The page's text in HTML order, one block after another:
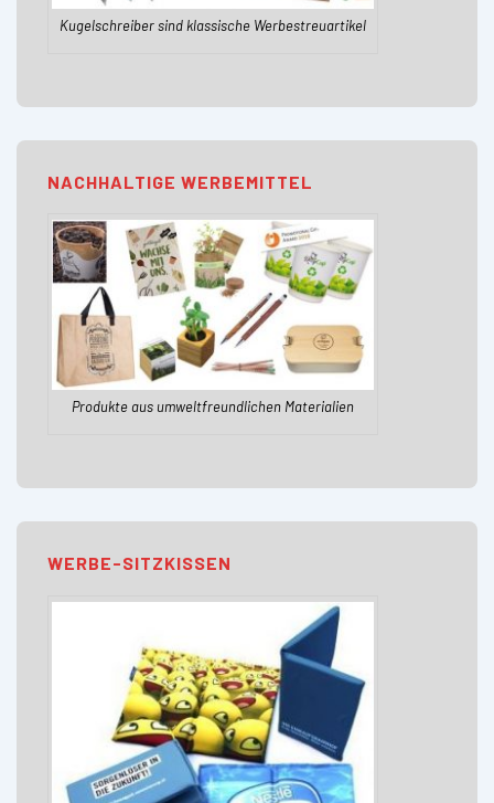
Kugelschreiber sind klassische Werbestreuartikel
NACHHALTIGE WERBEMITTEL
Produkte aus umweltfreundlichen Materialien
WERBE-SITZKISSEN